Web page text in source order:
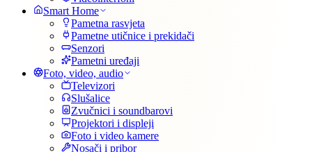
Smart Home
Pametna rasvjeta
Pametne utičnice i prekidači
Senzori
Pametni uređaji
Foto, video, audio
Televizori
Slušalice
Zvučnici i soundbarovi
Projektori i displeji
Foto i video kamere
Nosači i pribor